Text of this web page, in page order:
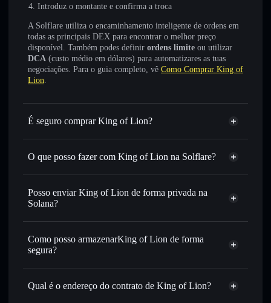
Introduz o montante e confirma a troca
A Solflare utiliza o encaminhamento inteligente de ordens em
todas as principais DEX para encontrar o melhor preço
disponível. Também podes definir ordens limite ou utilizar
DCA (custo médio em dólares) para automatizares as tuas
negociações. Para o guia completo, vê Como Comprar King of
Lion.
É seguro comprar King of Lion?
King of Lion não está verificado
O que posso fazer com King of Lion na Solflare?
King of Lion
Carteira Solflare
Trocar instantaneamente — trocar KOL por SOL, USDC
ou milhares de outros tokens Solana com encaminhamento
disponível
Definir ordens limite— automatizar transações ao teu
preço-alvo para KOL
Utilizar DCA— investir de forma faseada ao longo do
Enviar de forma privada
— transferir KOL sem associar
Posso enviar King of Lion de forma privada na
Solana?
Agregador de Privacidade
Como posso armazenarKing of Lion de forma
segura?
King of Lion
Qual é o endereço do contrato de King of Lion?